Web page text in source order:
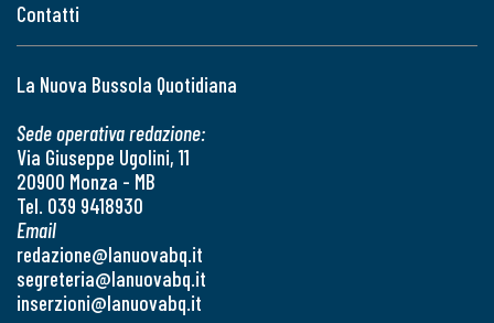
Contatti
La Nuova Bussola Quotidiana
Sede operativa redazione:
Via Giuseppe Ugolini, 11
20900 Monza - MB
Tel. 039 9418930
Email
redazione@lanuovabq.it
segreteria@lanuovabq.it
inserzioni@lanuovabq.it